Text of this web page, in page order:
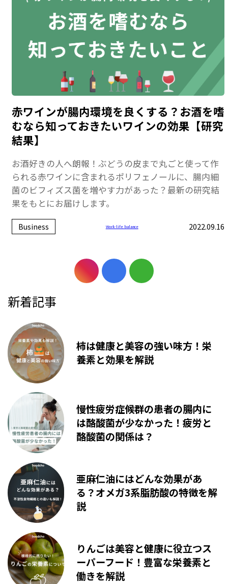
赤ワインが腸内環境を良くする？お酒を嗜
むなら知っておきたいワインの効果【研究
結果】
お酒好きの人へ朗報！ぶどうの皮まで丸ごと使って作
られる赤ワインに含まれるポリフェノールに、腸内細
菌のビフィズス菌を増やす力があった？最新の研究結
果をもとにお届けします。
Business Work-life balance 2022.09.16
新着記事
柿は健康と美容の強い味方！栄
養素と効果を解説
慢性疲労症候群の患者の腸内に
は酪酸菌が少なかった！疲労と
酪酸菌の関係は？
亜麻仁油にはどんな効果があ
る？オメガ3系脂肪酸の特徴を解
説
りんごは美容と健康に役立つス
ーパーフード！豊富な栄養素と
働きを解説